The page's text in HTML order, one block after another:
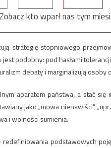
Zobacz kto wparł nas tym
strategię stopniowego
podobny: pod hasłami
debaty i marginalizują
aparatem państwa, a stać się
jako „mowa nienawiści”,
i wolności sumienia.
podstawowych